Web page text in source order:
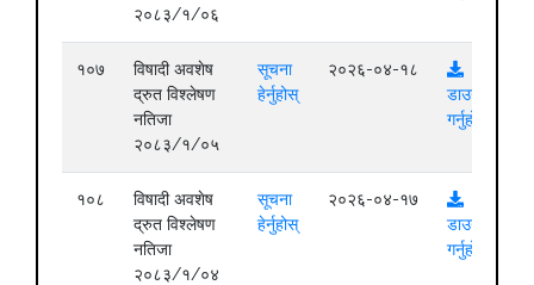
२०८३/१/०६
१०७
विषादी अवशेष
द्रुत विश्लेषण
नतिजा
२०८३/१/०५
सूचना
हेर्नुहोस्
२०२६-०४-१८
डाउनलोड
गर्नुहोस्
१०८
विषादी अवशेष
द्रुत विश्लेषण
नतिजा
२०८३/१/०४
सूचना
हेर्नुहोस्
२०२६-०४-१७
डाउनलोड
गर्नुहोस्